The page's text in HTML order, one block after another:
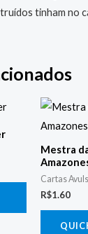
tinham no
Mestra
Cartas
R$1.60